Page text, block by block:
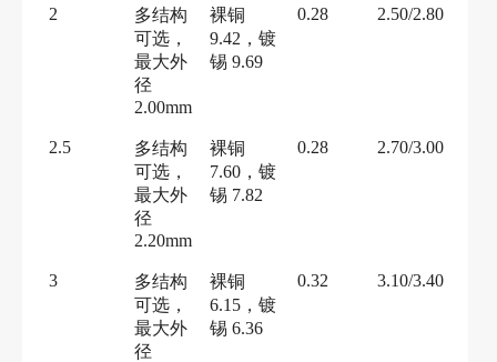
2
多结构
可选，
最大外
径
2.00mm
裸铜
9.42，镀
锡 9.69
0.28 2.50/2.80
2.5
多结构
可选，
最大外
径
2.20mm
裸铜
7.60，镀
锡 7.82
0.28 2.70/3.00
3
多结构
可选，
最大外
径
裸铜
6.15，镀
锡 6.36
0.32 3.10/3.40